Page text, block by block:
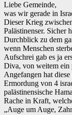
Liebe Gemeinde,
was wir gerade in
Dieser Krieg
Palästinenser. Sicher
Durchblick zu dem
wenn Menschen
Aufschrei gab es ja
Diva, von weitem ein
Angefangen hat
Ermordung von 4
palästinensische
Rache in Kraft,
„Auge um Auge,